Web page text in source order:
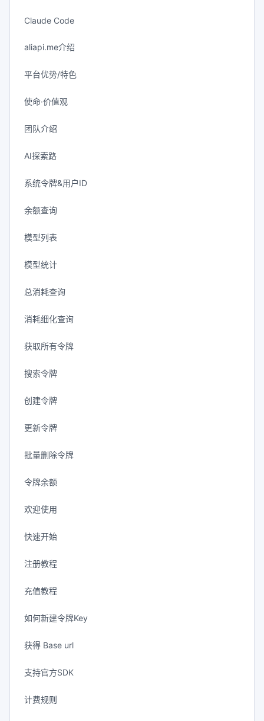
Claude Code
aliapi.me介绍
平台优势/特色
使命·价值观
团队介绍
AI探索路
系统令牌&用户ID
余额查询
模型列表
模型统计
总消耗查询
消耗细化查询
获取所有令牌
搜索令牌
创建令牌
更新令牌
批量删除令牌
令牌余额
欢迎使用
快速开始
注册教程
充值教程
如何新建令牌Key
获得 Base url
支持官方SDK
计费规则